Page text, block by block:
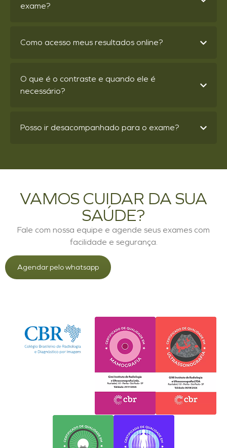
exame?
Como acesso meus resultados online?
O que é o contraste e quando ele é
necessário?
Posso ir desacompanhado para o exame?
VAMOS CUIDAR DA SUA
SAÚDE?
Fale com nossa equipe e agende seus exames com
facilidade e segurança.
Agendar pelo whatsapp